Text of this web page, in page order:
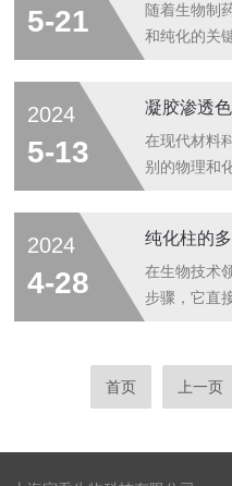
机型擅长处
更适合大批
物研发中的
同的填料和
定通过对药
谱行为，科
性质和与其
5-21
随着生物制
和纯化的关
展并分析其
析柱的设计
析柱采用更
的分离效果
析过程可实
性和可靠性
2024
5-13
在现代材料
别的物理和
（
为一项高效
分子量测定
分布方面的
2024
4-28
纯化柱的
在生物技术
步骤，它直
具有重要意
效果的关键
柱、疏水作
首页 上一页